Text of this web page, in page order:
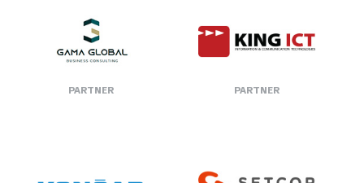
PARTNER PARTNER